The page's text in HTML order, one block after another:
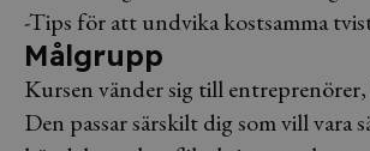
-Tips för att undvika kostsamma
Målgrupp
Kursen vänder sig till
Den passar särskilt dig som vill